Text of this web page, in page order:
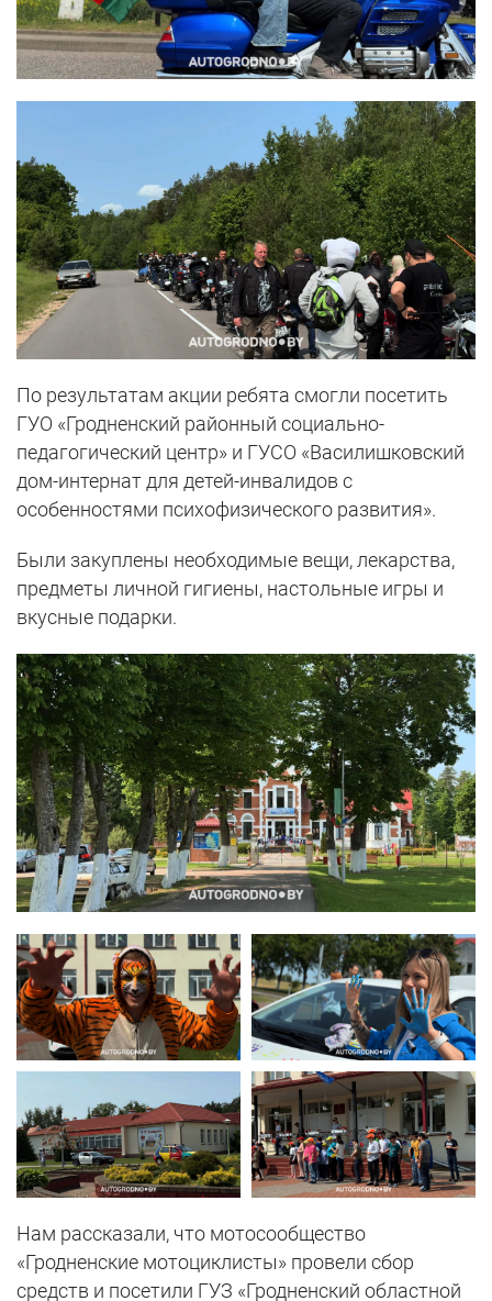
По результатам акции ребята смогли посетить
ГУО «Гродненский районный социально-
педагогический центр» и ГУСО «Василишковский
дом-интернат для детей-инвалидов с
особенностями психофизического развития».
Были закуплены необходимые вещи, лекарства,
предметы личной гигиены, настольные игры и
вкусные подарки.
Нам рассказали, что мотосообщество
«Гродненские мотоциклисты» провели сбор
средств и посетили ГУЗ «Гродненский областной